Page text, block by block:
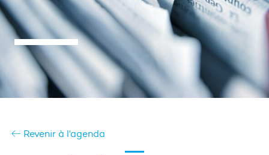
Revenir à l'agenda